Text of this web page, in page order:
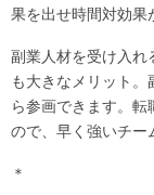
果を出せ時間対効果
副業人材を受け入れ
も大きなメリット
ら参画できます。
ので、早く強いチー
＊